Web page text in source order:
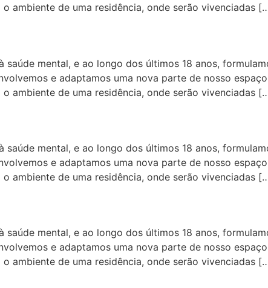
ambiente de uma residência, onde serão vivenciadas
saúde mental, e ao longo dos últimos 18 anos,
e adaptamos uma nova parte de nosso
ambiente de uma residência, onde serão vivenciadas
saúde mental, e ao longo dos últimos 18 anos,
e adaptamos uma nova parte de nosso
ambiente de uma residência, onde serão vivenciadas
saúde mental, e ao longo dos últimos 18 anos,
e adaptamos uma nova parte de nosso
ambiente de uma residência, onde serão vivenciadas